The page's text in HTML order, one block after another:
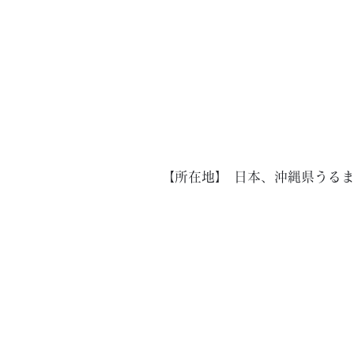
日本、沖縄県うる
【所在地】